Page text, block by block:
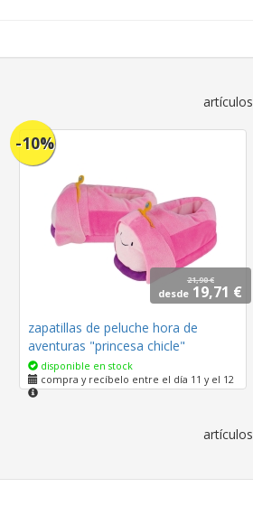
artículos
-10%
21,90 €
desde 19,71 €
zapatillas de peluche hora de
aventuras "princesa chicle"
disponible en stock
compra y recíbelo entre el día 11 y el 12
artículos